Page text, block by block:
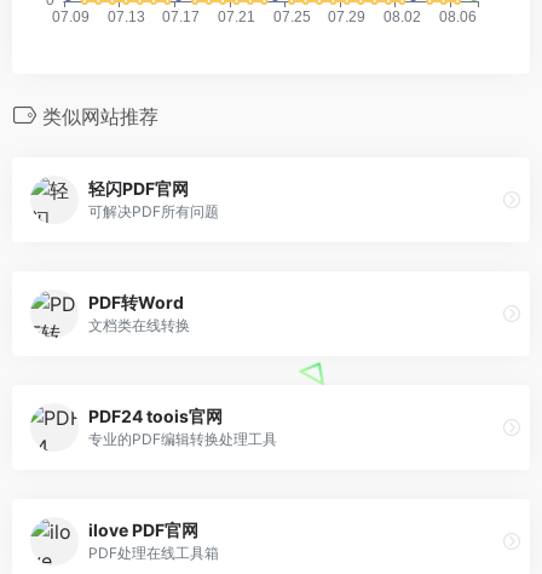
类似网站推荐
轻闪PDF官网
可解决PDF所有问题
PDF转Word
文档类在线转换
PDF24 toois官网
专业的PDF编辑转换处理工具
ilove PDF官网
PDF处理在线工具箱